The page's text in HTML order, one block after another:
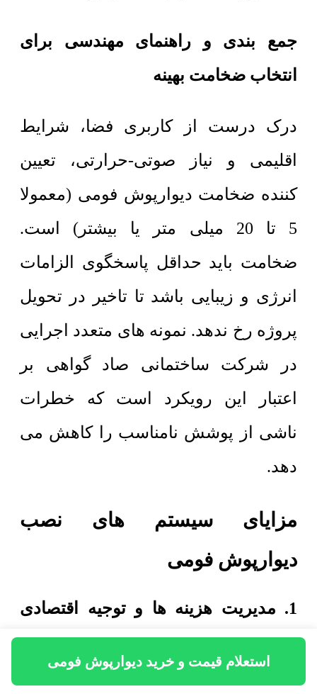
استعلام قیمت و خرید دیوارپوش فومی
جمع بندی و راهنمای مهندسی برای
انتخاب ضخامت بهینه
درک درست از کاربری فضا، شرایط
اقلیمی و نیاز صوتی-حرارتی، تعیین
کننده ضخامت دیوارپوش فومی (معمولا
5 تا 20 میلی متر یا بیشتر) است.
ضخامت باید حداقل پاسخگوی الزامات
انرژی و زیبایی باشد تا تاخیر در تحویل
پروژه رخ ندهد. نمونه های متعدد اجرایی
در شرکت ساختمانی صاد گواهی بر
اعتبار این رویکرد است که خطرات
ناشی از پوشش نامناسب را کاهش می
دهد.
مزایای سیستم های نصب
دیوارپوش فومی
1. مدیریت هزینه ها و توجیه اقتصادی
بسیار بالا